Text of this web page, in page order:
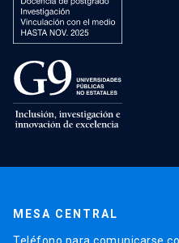
MESA CENTRAL